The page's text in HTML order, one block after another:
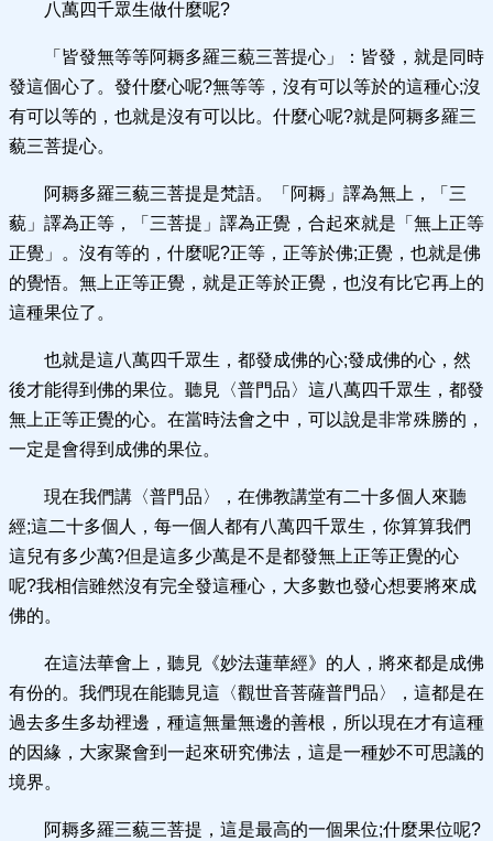
八萬四千眾生做什麼呢?
「皆發無等等阿耨多羅三藐三菩提心」：皆發，就是同時
發這個心了。發什麼心呢?無等等，沒有可以等於的這種心;沒
有可以等的，也就是沒有可以比。什麼心呢?就是阿耨多羅三
藐三菩提心。
阿耨多羅三藐三菩提是梵語。「阿耨」譯為無上，「三
藐」譯為正等，「三菩提」譯為正覺，合起來就是「無上正等
正覺」。沒有等的，什麼呢?正等，正等於佛;正覺，也就是佛
的覺悟。無上正等正覺，就是正等於正覺，也沒有比它再上的
這種果位了。
也就是這八萬四千眾生，都發成佛的心;發成佛的心，然
後才能得到佛的果位。聽見〈普門品〉這八萬四千眾生，都發
無上正等正覺的心。在當時法會之中，可以說是非常殊勝的，
一定是會得到成佛的果位。
現在我們講〈普門品〉，在佛教講堂有二十多個人來聽
經;這二十多個人，每一個人都有八萬四千眾生，你算算我們
這兒有多少萬?但是這多少萬是不是都發無上正等正覺的心
呢?我相信雖然沒有完全發這種心，大多數也發心想要將來成
佛的。
在這法華會上，聽見《妙法蓮華經》的人，將來都是成佛
有份的。我們現在能聽見這〈觀世音菩薩普門品〉，這都是在
過去多生多劫裡邊，種這無量無邊的善根，所以現在才有這種
的因緣，大家聚會到一起來研究佛法，這是一種妙不可思議的
境界。
阿耨多羅三藐三菩提，這是最高的一個果位;什麼果位呢?